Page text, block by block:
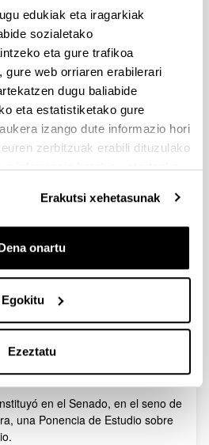
edukiak eta iragarkiak
sozialetako
eta gure trafikoa
gure web orriaren erabilerari
dugu baliabide
eta estatistiketako gure
izango dute informazio hori
zerbitzuak erabili dituzulako
informazio batekin uztartzeko.
Erakutsi xehetasunak
onartu
Egokitu
Ezeztatu
y en el caso de los
watch?v=hPFeZmziaqQ
Gora
de investigación, transferencia y
de Vitoria-Gasteiz
Vita
Gora
la Ponencia de
en el Senado, en el seno de
una Ponencia de Estudio sobre